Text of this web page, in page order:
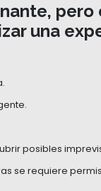
una
posibles
se requiere